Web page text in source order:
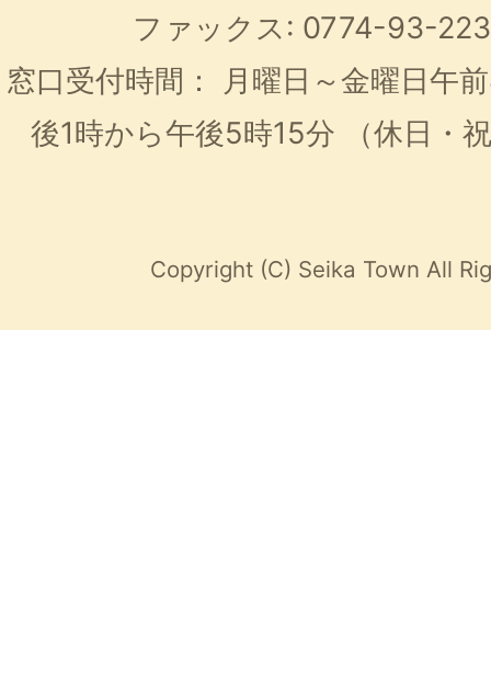
ファックス: 0774-93-
窓口受付時間：
月曜日～金曜日午
後1時から午後5時15分
（休日・
Copyright (C) Seika Town All